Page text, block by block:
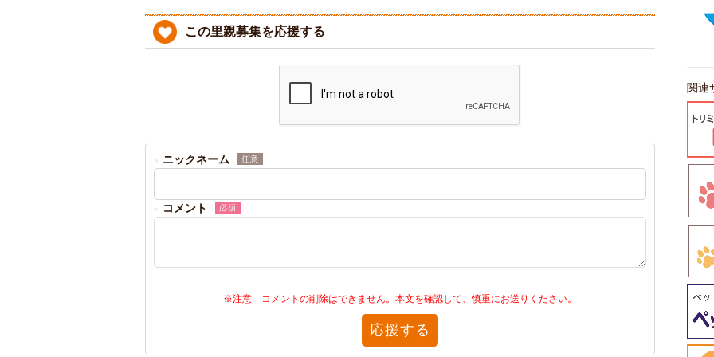
この里親募集を応援する
ニックネーム 任意
コメント 必須
※注意 コメントの削除はできません。本文を確認して、慎重にお送りください。
応援する
関連